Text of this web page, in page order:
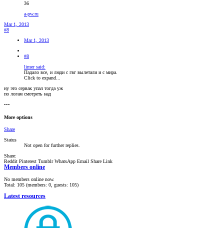
36
a-pw.ru
Mar 1, 2013
#8
Mar 1, 2013
#8
limer said:
Падало все, и люди с гвг вылетали и с мира.
Click to expand...
ну это сервак упал тогда уж
по логам смотреть над
•••
More options
Share
Status
Not open for further replies.
Share:
Reddit Pinterest Tumblr WhatsApp Email Share Link
Members online
No members online now.
Total: 105 (members: 0, guests: 105)
Latest resources